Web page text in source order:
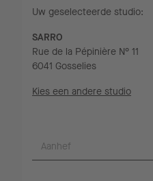
Uw geselecteerde studio:
SARRO
Rue de la Pépinière N° 11
6041 Gosselies
Kies een andere studio